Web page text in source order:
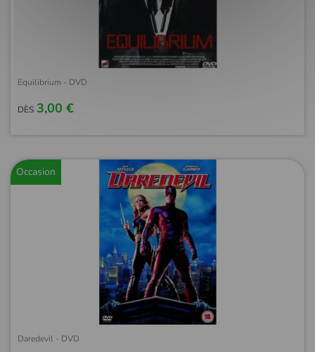
Equilibrium - DVD
DÈS 3,00 €
Occasion
Daredevil - DVD